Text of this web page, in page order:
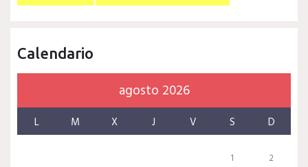
Calendario
agosto 2026
L M X J V S D
1 2